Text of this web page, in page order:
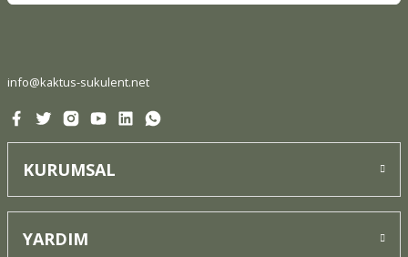
info@kaktus-sukulent.net
KURUMSAL
YARDIM